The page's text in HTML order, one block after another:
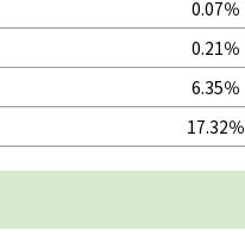
0.07％
0.21％
6.35％
17.32％